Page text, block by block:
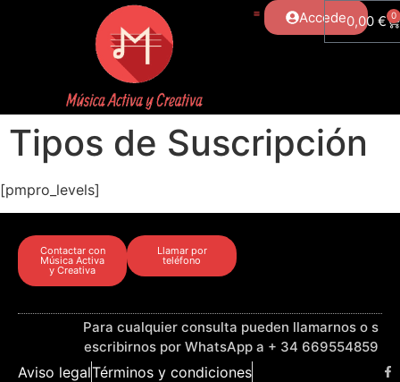
Accede0,00 € 0
Tipos de Suscripción
[pmpro_levels]
Contactar con
Música Activa
y Creativa
Llamar por
teléfono
Para cualquier consulta pueden llamarnos o s
escribirnos por WhatsApp a + 34 669554859
Aviso legalTérminos y condiciones